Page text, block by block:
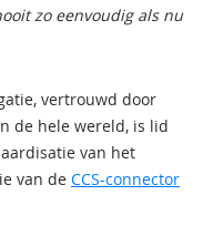
zo eenvoudig als nu
vertrouwd door
de hele wereld, is lid
van het
van de CCS-connector